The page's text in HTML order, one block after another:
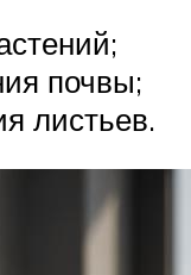
почвы;
листьев.